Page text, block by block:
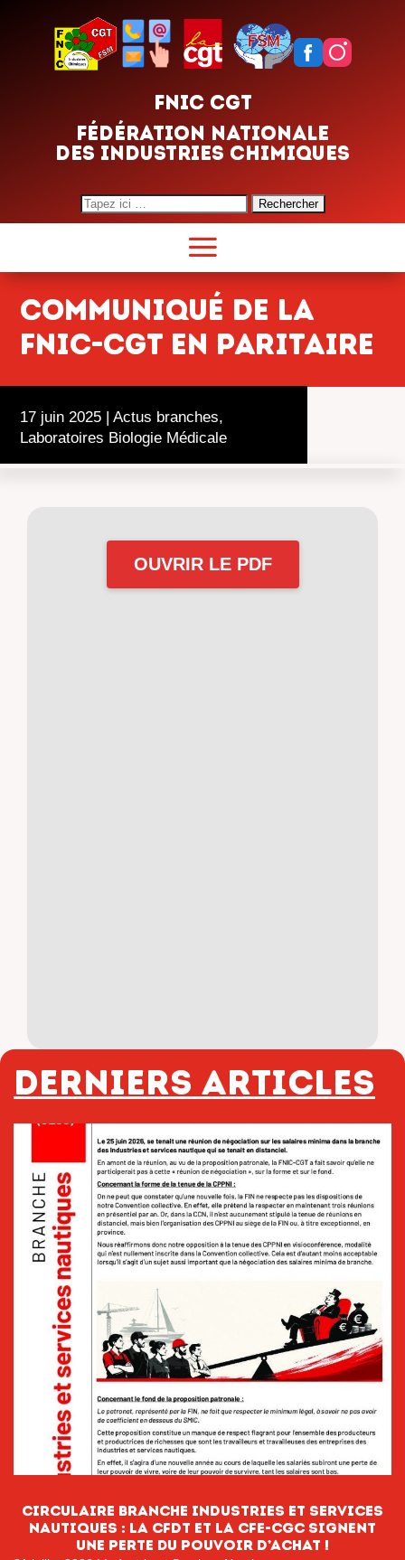
FNIC CGT
FÉDÉRATION NATIONALE
DES INDUSTRIES CHIMIQUES
Search
for:
COMMUNIQUÉ DE LA
FNIC-CGT EN PARITAIRE
17 juin 2025 | Actus branches,
Laboratoires Biologie Médicale
OUVRIR LE PDF
Derniers articles
CIRCULAIRE BRANCHE INDUSTRIES ET SERVICES
NAUTIQUES : La CFDT et la CFE-CGC signent
une perte du pouvoir D’ACHAT !